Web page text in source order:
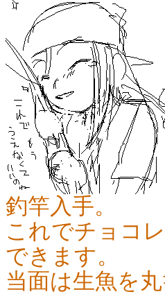
釣竿入手。
これでチョコ
できます。
当面は生魚を丸